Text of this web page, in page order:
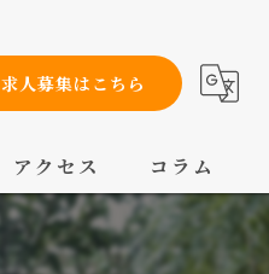
求人募集はこちら
アクセス コラム